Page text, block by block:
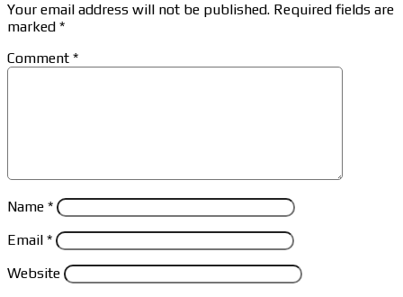
Your email address will not be published. Required fields are
marked *
Comment *
Name *
Email *
Website